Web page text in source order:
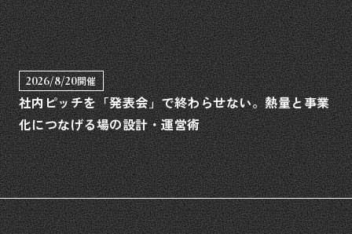
社内ピッチを「発表会」で終わらせない。熱量と事業
化につなげる場の設計・運営術
2026/8/20開催